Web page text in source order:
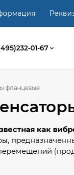
01-67
фланцевые
как
в